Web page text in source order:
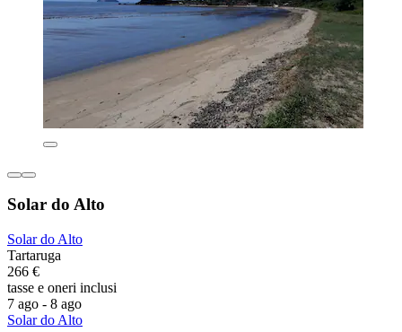
Solar do Alto
Solar do Alto
Tartaruga
266 €
tasse e oneri inclusi
7 ago - 8 ago
Solar do Alto